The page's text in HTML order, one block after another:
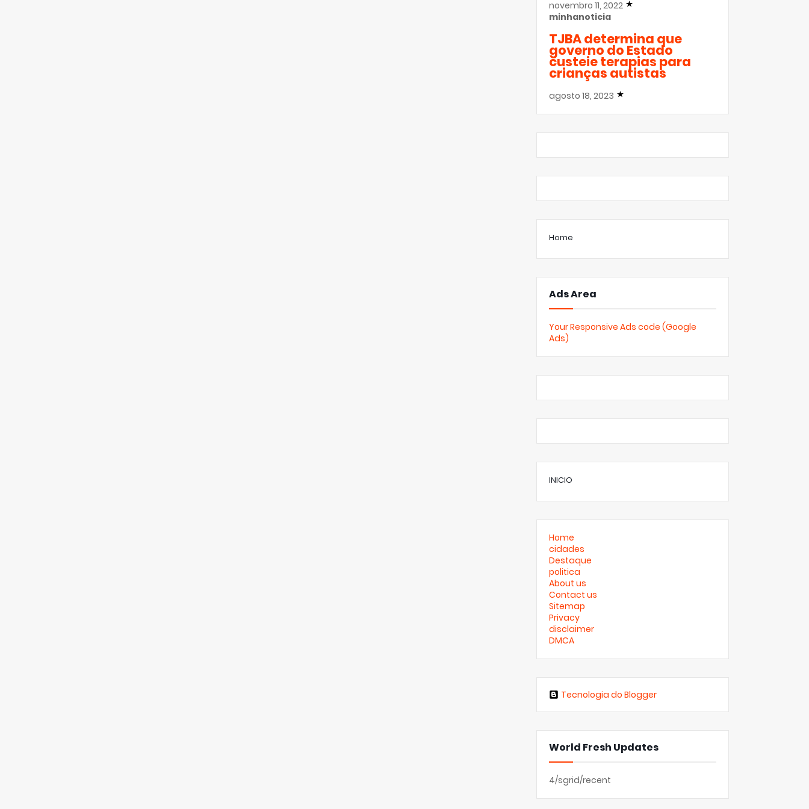
novembro 11, 2022
minhanoticia
TJBA determina que
governo do Estado
custeie terapias para
crianças autistas
agosto 18, 2023
Home
Ads Area
Your Responsive Ads code (Google
Ads)
INICIO
Home
cidades
Destaque
politica
About us
Contact us
Sitemap
Privacy
disclaimer
DMCA
Tecnologia do Blogger
World Fresh Updates
4/sgrid/recent